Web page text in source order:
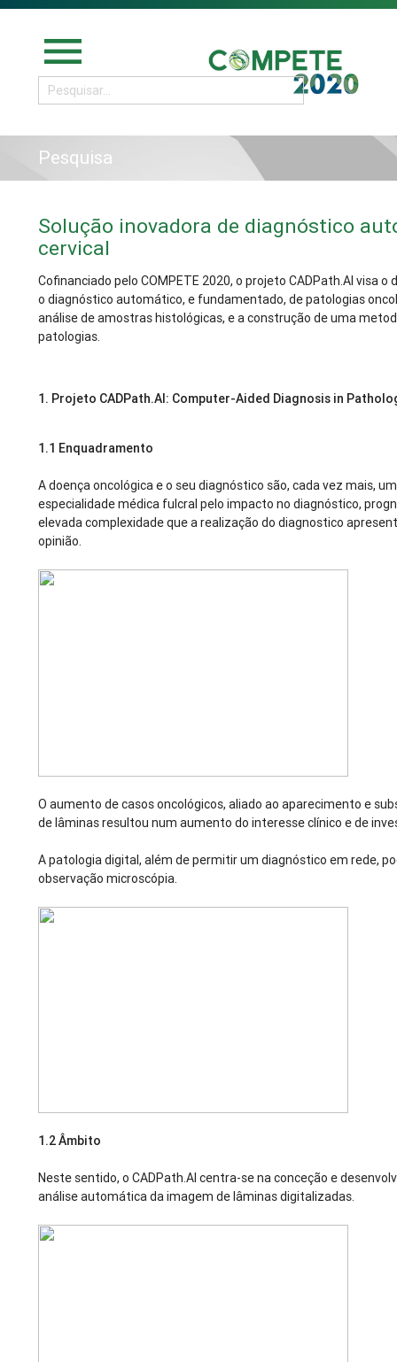
menu
Pesquisa
Solução inovadora de diagnóstico
cervical
Cofinanciado pelo COMPETE 2020, o projeto CADPath.AI
o diagnóstico automático, e fundamentado, de patologias
análise de amostras histológicas, e a construção de uma
patologias.
1. Projeto CADPath.AI: Computer-Aided Diagnosis in
1.1 Enquadramento
A doença oncológica e o seu diagnóstico são, cada vez mais,
especialidade médica fulcral pelo impacto no diagnóstico,
elevada complexidade que a realização do diagnostico
opinião.
O aumento de casos oncológicos, aliado ao aparecimento e
de lâminas resultou num aumento do interesse clínico e de
A patologia digital, além de permitir um diagnóstico em rede,
observação microscópia.
1.2Âmbito
Neste sentido, o CADPath.AI centra-se na conceção e
análise automática da imagem de lâminas digitalizadas.